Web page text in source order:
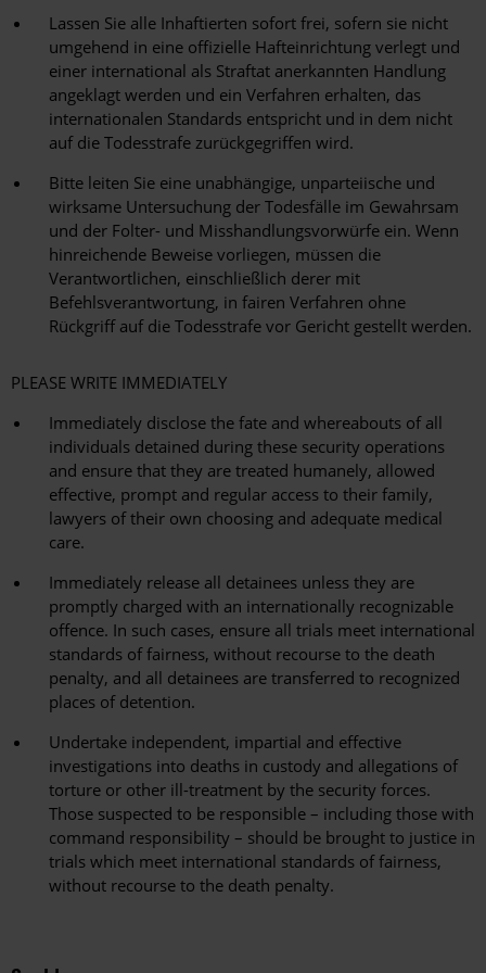
Lassen Sie alle Inhaftierten sofort frei, sofern sie nicht
umgehend in eine offizielle Hafteinrichtung verlegt und
einer international als Straftat anerkannten Handlung
angeklagt werden und ein Verfahren erhalten, das
internationalen Standards entspricht und in dem nicht
auf die Todesstrafe zurückgegriffen wird.
Bitte leiten Sie eine unabhängige, unparteiische und
wirksame Untersuchung der Todesfälle im Gewahrsam
und der Folter- und Misshandlungsvorwürfe ein. Wenn
hinreichende Beweise vorliegen, müssen die
Verantwortlichen, einschließlich derer mit
Befehlsverantwortung, in fairen Verfahren ohne
Rückgriff auf die Todesstrafe vor Gericht gestellt werden.
PLEASE WRITE IMMEDIATELY
Immediately disclose the fate and whereabouts of all
individuals detained during these security operations
and ensure that they are treated humanely, allowed
effective, prompt and regular access to their family,
lawyers of their own choosing and adequate medical
care.
Immediately release all detainees unless they are
promptly charged with an internationally recognizable
offence. In such cases, ensure all trials meet international
standards of fairness, without recourse to the death
penalty, and all detainees are transferred to recognized
places of detention.
Undertake independent, impartial and effective
investigations into deaths in custody and allegations of
torture or other ill-treatment by the security forces.
Those suspected to be responsible – including those with
command responsibility – should be brought to justice in
trials which meet international standards of fairness,
without recourse to the death penalty.